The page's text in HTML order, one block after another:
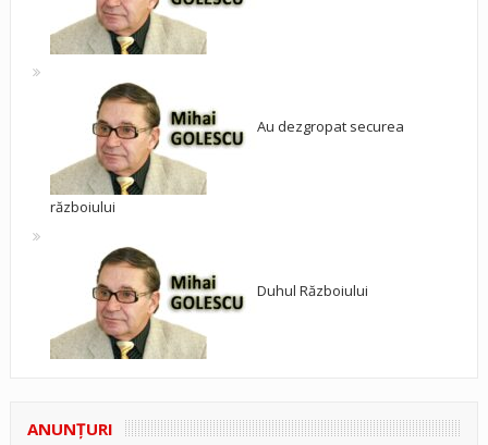
Au dezgropat securea
războiului
Duhul Războiului
ANUNŢURI